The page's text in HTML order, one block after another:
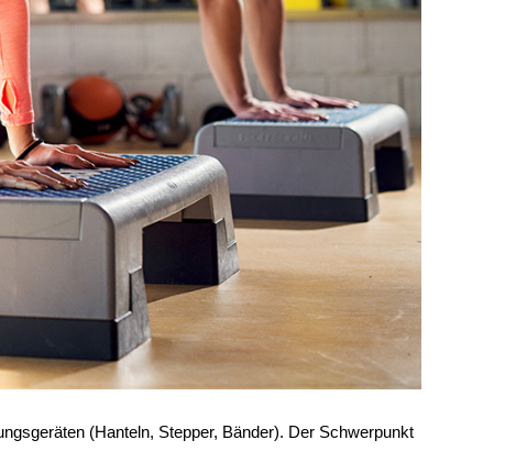
(Hanteln, Stepper, Bänder). Der Schwerpunkt